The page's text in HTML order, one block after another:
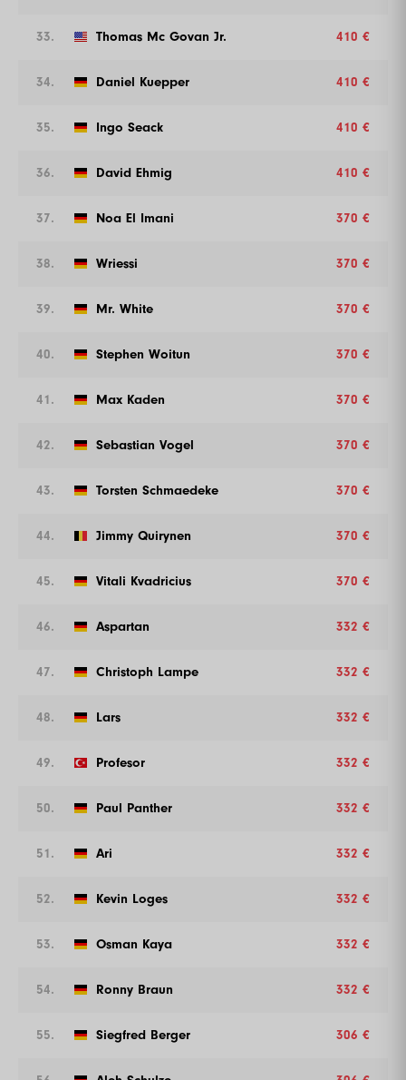
33. Thomas Mc Govan Jr. 410 €
34. Daniel Kuepper 410 €
35. Ingo Seack 410 €
36. David Ehmig 410 €
37. Noa El Imani 370 €
38. Wriessi 370 €
39. Mr. White 370 €
40. Stephen Woitun 370 €
41. Max Kaden 370 €
42. Sebastian Vogel 370 €
43. Torsten Schmaedeke 370 €
44. Jimmy Quirynen 370 €
45. Vitali Kvadricius 370 €
46. Aspartan 332 €
47. Christoph Lampe 332 €
48. Lars 332 €
49. Profesor 332 €
50. Paul Panther 332 €
51. Ari 332 €
52. Kevin Loges 332 €
53. Osman Kaya 332 €
54. Ronny Braun 332 €
55. Siegfred Berger 306 €